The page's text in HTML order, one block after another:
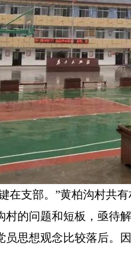
在支部。”黄柏沟村共
村的问题和短板，亟待
员思想观念比较落后。